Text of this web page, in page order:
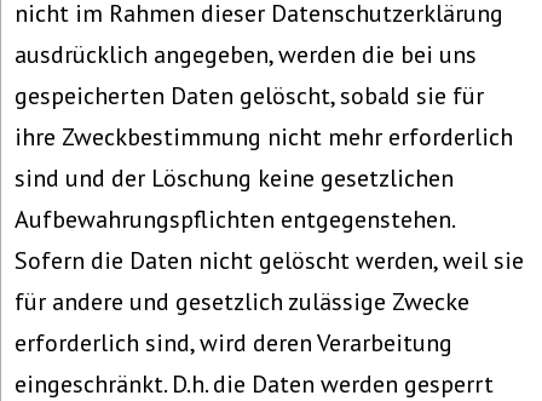
nicht im Rahmen dieser Datenschutzerklärung
ausdrücklich angegeben, werden die bei uns
gespeicherten Daten gelöscht, sobald sie für
ihre Zweckbestimmung nicht mehr erforderlich
sind und der Löschung keine gesetzlichen
Aufbewahrungspflichten entgegenstehen.
Sofern die Daten nicht gelöscht werden, weil sie
für andere und gesetzlich zulässige Zwecke
erforderlich sind, wird deren Verarbeitung
eingeschränkt. D.h. die Daten werden gesperrt